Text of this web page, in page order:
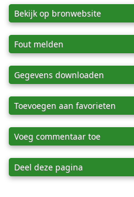
Bekijk op bronwebsite
Fout melden
Gegevens downloaden
Toevoegen aan favorieten
Voeg commentaar toe
Deel deze pagina